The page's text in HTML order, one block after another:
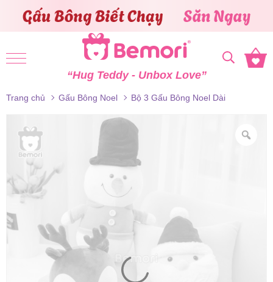
Skip to content
“Hug Teddy - Unbox Love”
Trang chủ Gấu Bông Noel Bộ 3 Gấu Bông Noel Dài